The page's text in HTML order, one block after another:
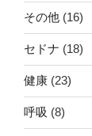
その他 (16)
セドナ (18)
健康 (23)
呼吸 (8)